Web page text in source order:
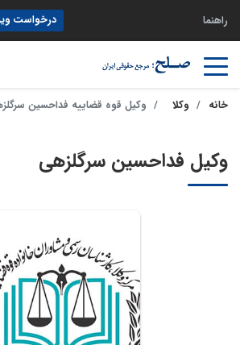
راهنما درخواست
خانه وکلا وکیل قوه قضاییه فداحسین
وکیل فداحسین سرگلزهی